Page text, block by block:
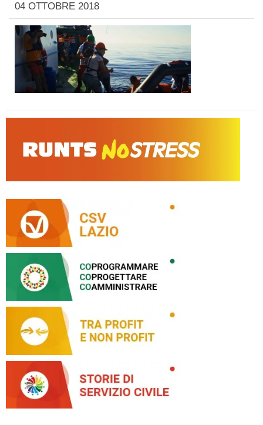
04 OTTOBRE 2018